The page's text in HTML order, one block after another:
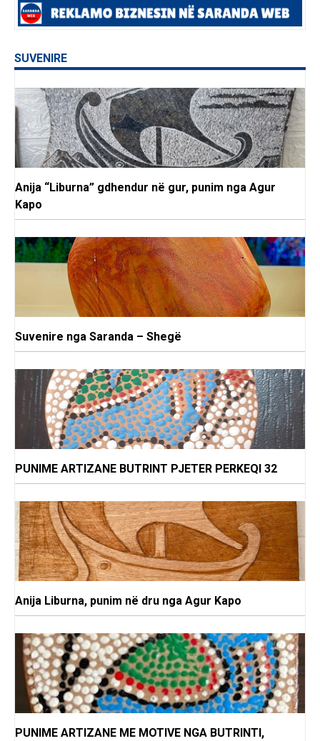
SUVENIRE
Anija “Liburna” gdhendur në gur, punim nga Agur
Kapo
Suvenire nga Saranda – Shegë
PUNIME ARTIZANE BUTRINT PJETER PERKEQI 32
Anija Liburna, punim në dru nga Agur Kapo
PUNIME ARTIZANE ME MOTIVE NGA BUTRINTI,